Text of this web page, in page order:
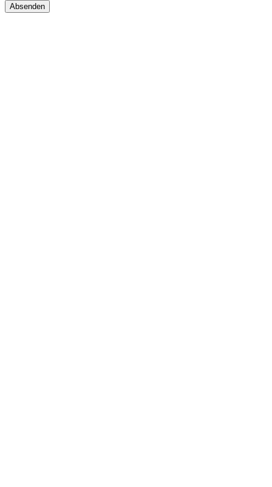
Absenden